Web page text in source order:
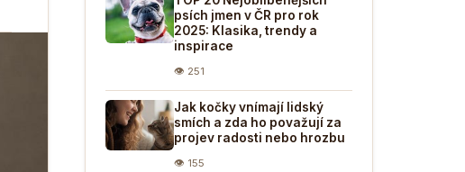
psích jmen v ČR pro rok
2025: Klasika, trendy a
inspirace
👁 251
Jak kočky vnímají lidský
smích a zda ho považují za
projev radosti nebo hrozbu
👁 155